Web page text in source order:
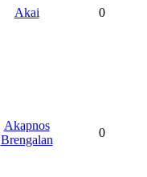
Akai 0
Akapnos
Brengalan
0